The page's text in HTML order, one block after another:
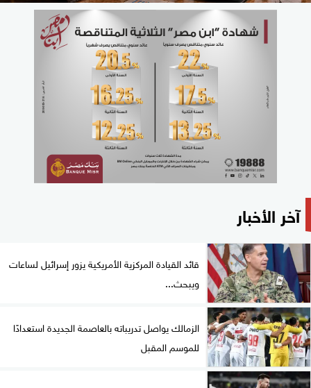
آخر الأخبار
قائد القيادة المركزية الأمريكية يزور إسرائيل لساعات
ويبحث...
الزمالك يواصل تدريباته بالعاصمة الجديدة استعدادًا
للموسم المقبل